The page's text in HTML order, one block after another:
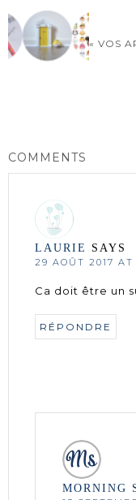
« VOS
COMMENTS
LAURIE SAYS
29 AOÛT 2017 AT
Ca doit être un
RÉPONDRE
MORNING